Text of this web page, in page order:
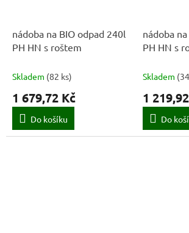
nádoba na BIO odpad 240l
PH HN s roštem
Skladem (82 ks)
1 679,72 Kč
Do košíku
nádoba
PH HN s
Skladem (
1
Do